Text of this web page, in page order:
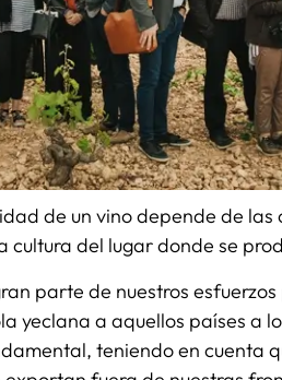
de un vino depende de
del lugar donde se
parte de nuestros
yeclana a aquellos países a
teniendo en cuenta